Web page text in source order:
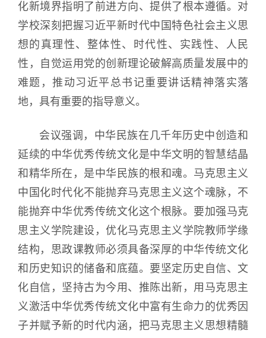
化新境界指明了前进方向、提供了根本遵循。对
学校深刻把握习近平新时代中国特色社会主义思
想的真理性、整体性、时代性、实践性、人民
性，自觉运用党的创新理论破解高质量发展中的
难题，推动习近平总书记重要讲话精神落实落
地，具有重要的指导意义。
会议强调，中华民族在几千年历史中创造和
延续的中华优秀传统文化是中华文明的智慧结晶
和精华所在，是中华民族的根和魂。马克思主义
中国化时代化不能抛弃马克思主义这个魂脉，不
能抛弃中华优秀传统文化这个根脉。要加强马克
思主义学院建设，优化马克思主义学院教师学缘
结构，思政课教师必须具备深厚的中华传统文化
和历史知识的储备和底蕴。要坚定历史自信、文
化自信，坚持古为今用、推陈出新，用马克思主
义激活中华优秀传统文化中富有生命力的优秀因
子并赋予新的时代内涵，把马克思主义思想精髓